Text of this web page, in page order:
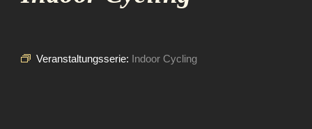
Kurse
Selbstverteidigung
Veranstaltungsserie: Indoor Cycling